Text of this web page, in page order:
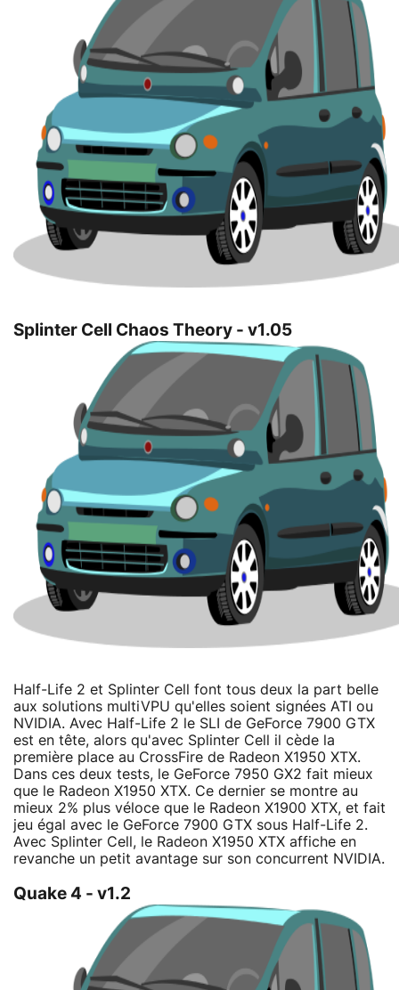
Splinter Cell Chaos Theory - v1.05
Half-Life 2 et Splinter Cell font tous deux la part belle
aux solutions multiVPU qu'elles soient signées ATI ou
NVIDIA. Avec Half-Life 2 le SLI de GeForce 7900 GTX
est en tête, alors qu'avec Splinter Cell il cède la
première place au CrossFire de Radeon X1950 XTX.
Dans ces deux tests, le GeForce 7950 GX2 fait mieux
que le Radeon X1950 XTX. Ce dernier se montre au
mieux 2% plus véloce que le Radeon X1900 XTX, et fait
jeu égal avec le GeForce 7900 GTX sous Half-Life 2.
Avec Splinter Cell, le Radeon X1950 XTX affiche en
revanche un petit avantage sur son concurrent NVIDIA.
Quake 4 - v1.2